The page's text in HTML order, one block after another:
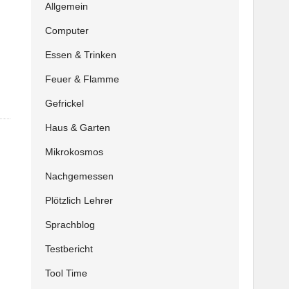
Allgemein
Computer
Essen & Trinken
Feuer & Flamme
Gefrickel
Haus & Garten
Mikrokosmos
Nachgemessen
Plötzlich Lehrer
Sprachblog
Testbericht
Tool Time